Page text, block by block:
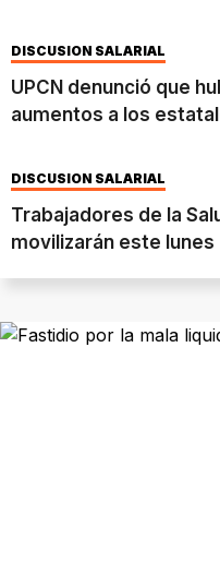
DISCUSIÓN SALARIAL
UPCN denunció que
aumentos a los
DISCUSIÓN SALARIAL
Trabajadores de la
movilizarán este lunes